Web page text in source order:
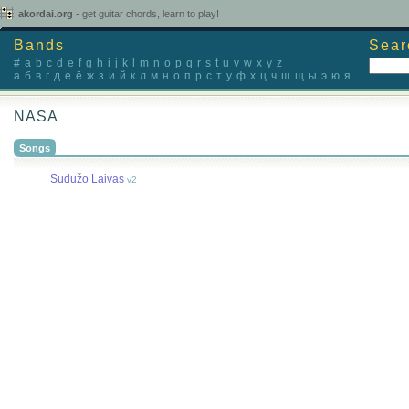
akordai.org - get guitar chords, learn to play!
Bands
# a b c d e f g h i j k m n o p q r s t u v w x y z
а б в г д е ё ж з и й к л м н о п р с т у ф х ц ч ш щ ы э ю я
NASA
Songs
Sudužo Laivas v2